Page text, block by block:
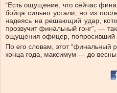
“Есть ощущение, что сейчас
бойца сильно устали, но из
надеясь на решающий удар,
прозвучит финальный гонг”, —
ощущения офицер, попросивший
По его словам, этот “финальный
конца года, максимум — до весны